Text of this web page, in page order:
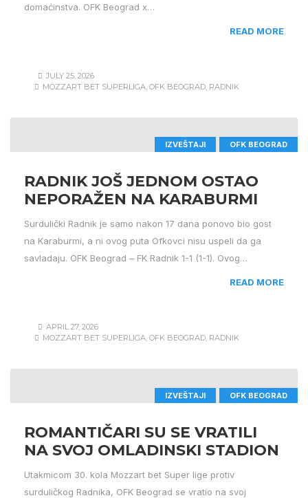
domaćinstva. OFK Beograd x…
READ MORE
JULY 25, 2026
MOZZART BET SUPERLIGA OFK BEOGRAD RADNIK
IZVEŠTAJI OFK BEOGRAD
RADNIK JOŠ JEDNOM OSTAO
NEPORAŽEN NA KARABURMI
Surdulički Radnik je samo nakon 17 dana ponovo bio gost
na Karaburmi, a ni ovog puta Ofkovci nisu uspeli da ga
savladaju. OFK Beograd – FK Radnik 1-1 (1-1). Ovog…
READ MORE
APRIL 27, 2026
MOZZART BET SUPERLIGA OFK BEOGRAD RADNIK
IZVEŠTAJI OFK BEOGRAD
ROMANTIČARI SU SE VRATILI
NA SVOJ OMLADINSKI STADION
Utakmicom 30. kola Mozzart bet Super lige protiv
surduličkog Radnika, OFK Beograd se vratio na svoj